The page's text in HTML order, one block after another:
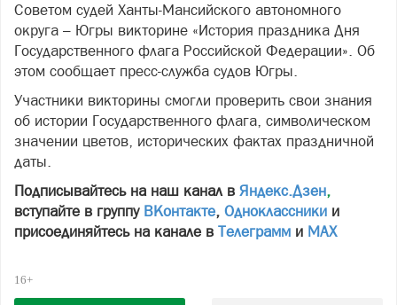
Советом судей Ханты-Мансийского автономного
округа – Югры викторине «История праздника Дня
Государственного флага Российской Федерации». Об
этом сообщает пресс-служба судов Югры.
Участники викторины смогли проверить свои знания
об истории Государственного флага, символическом
значении цветов, исторических фактах праздничной
даты.
Подписывайтесь на наш канал в Яндекс.Дзен,
вступайте в группу ВКонтакте, Одноклассники и
присоединяйтесь на канале в Телеграмм и МАХ
16+